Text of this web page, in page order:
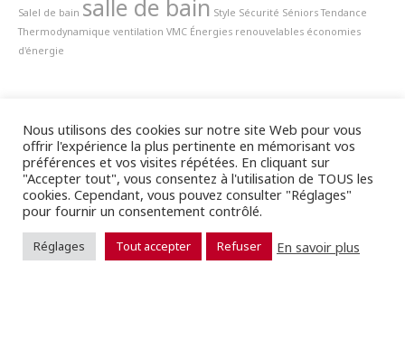
Salel de bain salle de bain Style Sécurité Séniors Tendance
Thermodynamique ventilation VMC Énergies renouvelables économies
d'énergie
Nous utilisons des cookies sur notre site Web pour vous
offrir l'expérience la plus pertinente en mémorisant vos
préférences et vos visites répétées. En cliquant sur
"Accepter tout", vous consentez à l'utilisation de TOUS les
cookies. Cependant, vous pouvez consulter "Réglages"
pour fournir un consentement contrôlé.
Réglages Tout accepter Refuser En savoir plus